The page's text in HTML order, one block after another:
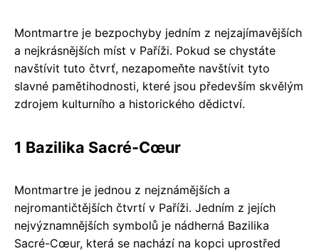
Montmartre je bezpochyby jedním z nejzajímavějších
a nejkrásnějších míst v Paříži. Pokud se chystáte
navštívit tuto čtvrť, nezapomeňte navštívit tyto
slavné pamětihodnosti, které jsou především skvělým
zdrojem kulturního a historického dědictví.
1 Bazilika Sacré-Cœur
Montmartre je jednou z nejznámějších a
nejromantičtějších čtvrtí v Paříži. Jedním z jejích
nejvýznamnějších symbolů je nádherná Bazilika
Sacré-Cœur, která se nachází na kopci uprostřed